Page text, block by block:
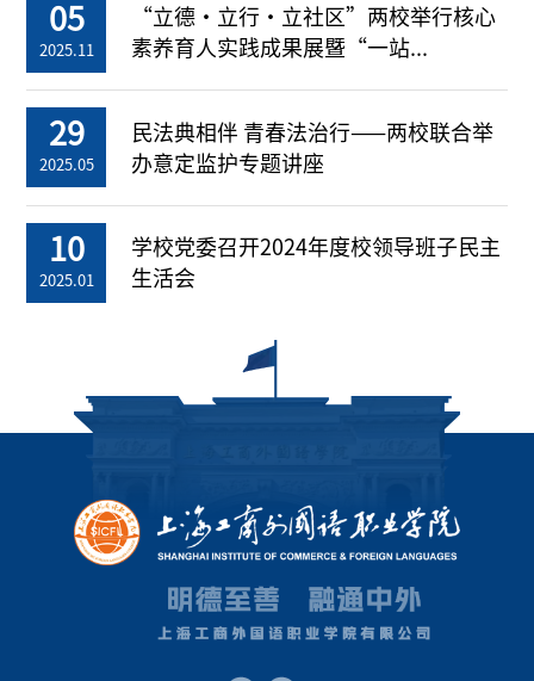
05
2025.11
“立德・立行・立社区”两校举行核心
素养育人实践成果展暨“一站...
29
2025.05
民法典相伴 青春法治行——两校联合举
办意定监护专题讲座
10
2025.01
学校党委召开2024年度校领导班子民主
生活会